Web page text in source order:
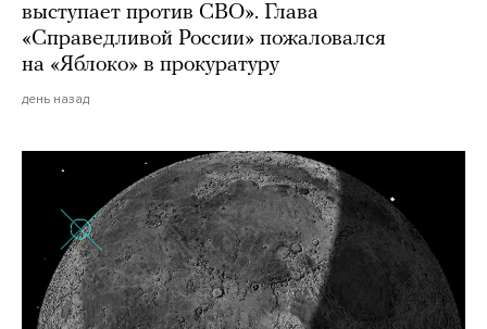
выступает против СВО». Глава
«Справедливой России» пожаловался
на «Яблоко» в прокуратуру
день назад